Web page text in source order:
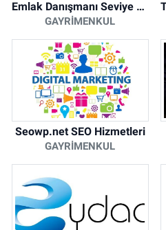
Emlak Danışmanı Seviye 5 Mesleki Yeterlilik Belgesi
GAYRIMENKUL
Seowp.net SEO Hizmetleri
GAYRIMENKUL